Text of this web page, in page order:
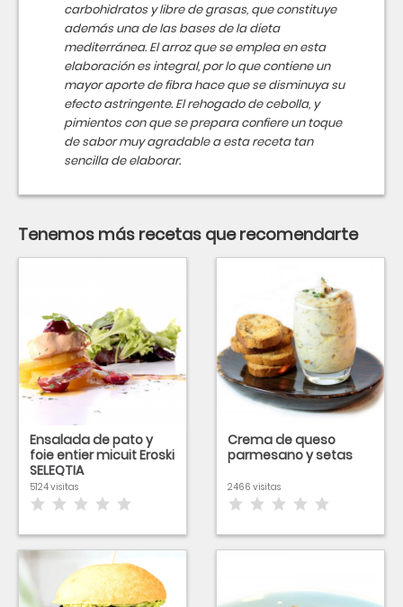
carbohidratos y libre de grasas, que constituye
además una de las bases de la dieta
mediterránea. El arroz que se emplea en esta
elaboración es integral, por lo que contiene un
mayor aporte de fibra hace que se disminuya su
efecto astringente. El rehogado de cebolla, y
pimientos con que se prepara confiere un toque
de sabor muy agradable a esta receta tan
sencilla de elaborar.
Tenemos más recetas que recomendarte
Ensalada de pato y
foie entier micuit Eroski
SELEQTIA
5124 visitas
Crema de queso
parmesano y setas
2466 visitas